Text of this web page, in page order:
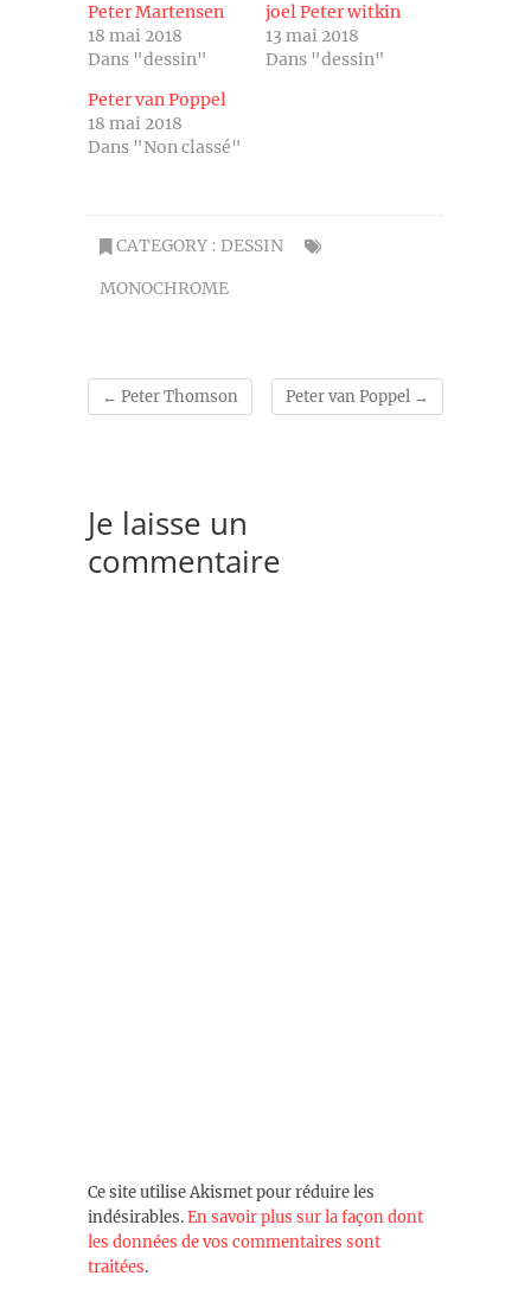
Peter Martensen
18 mai 2018
Dans "dessin"
joel Peter witkin
13 mai 2018
Dans "dessin"
Peter van Poppel
18 mai 2018
Dans "Non classé"
CATEGORY : DESSIN
MONOCHROME
← Peter Thomson Peter van Poppel →
Je laisse un
commentaire
Ce site utilise Akismet pour réduire les
indésirables.En savoir plus sur la façon dont
les données de vos commentaires sont
traitées.